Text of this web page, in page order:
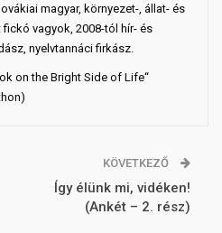
magyar, környezet-, állat- és
fickó vagyok, 2008-tól hír- és
nyelvtannáci firkász.
on the Bright Side of Life“
KÖVETKEZŐ
Így élünk mi, vidéken!
(Ankét – 2. rész)